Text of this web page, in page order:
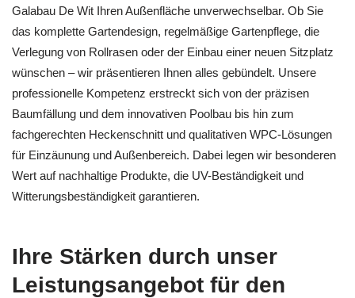
Galabau De Wit Ihren Außenfläche unverwechselbar. Ob Sie
das komplette Gartendesign, regelmäßige Gartenpflege, die
Verlegung von Rollrasen oder der Einbau einer neuen Sitzplatz
wünschen – wir präsentieren Ihnen alles gebündelt. Unsere
professionelle Kompetenz erstreckt sich von der präzisen
Baumfällung und dem innovativen Poolbau bis hin zum
fachgerechten Heckenschnitt und qualitativen WPC-Lösungen
für Einzäunung und Außenbereich. Dabei legen wir besonderen
Wert auf nachhaltige Produkte, die UV-Beständigkeit und
Witterungsbeständigkeit garantieren.
Ihre Stärken durch unser
Leistungsangebot für den